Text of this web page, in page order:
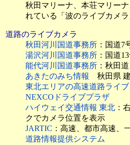
秋田マリーナ、本荘マリー
れている「波のライブカメラ
道路のライブカメラ
秋田河川国道事務所 ：国道7
湯沢河川国道事務所 ：国道
能代河川国道事務所 ：秋田
あきたのみち情報
秋田県
東北エリアの高速道路ライブ
NEXCOドライブプラザ
ハイウェイ交通情報 東北 ：
クでカメラ位置を表示
JARTIC ：高速、都市高速、
道路情報提供システム